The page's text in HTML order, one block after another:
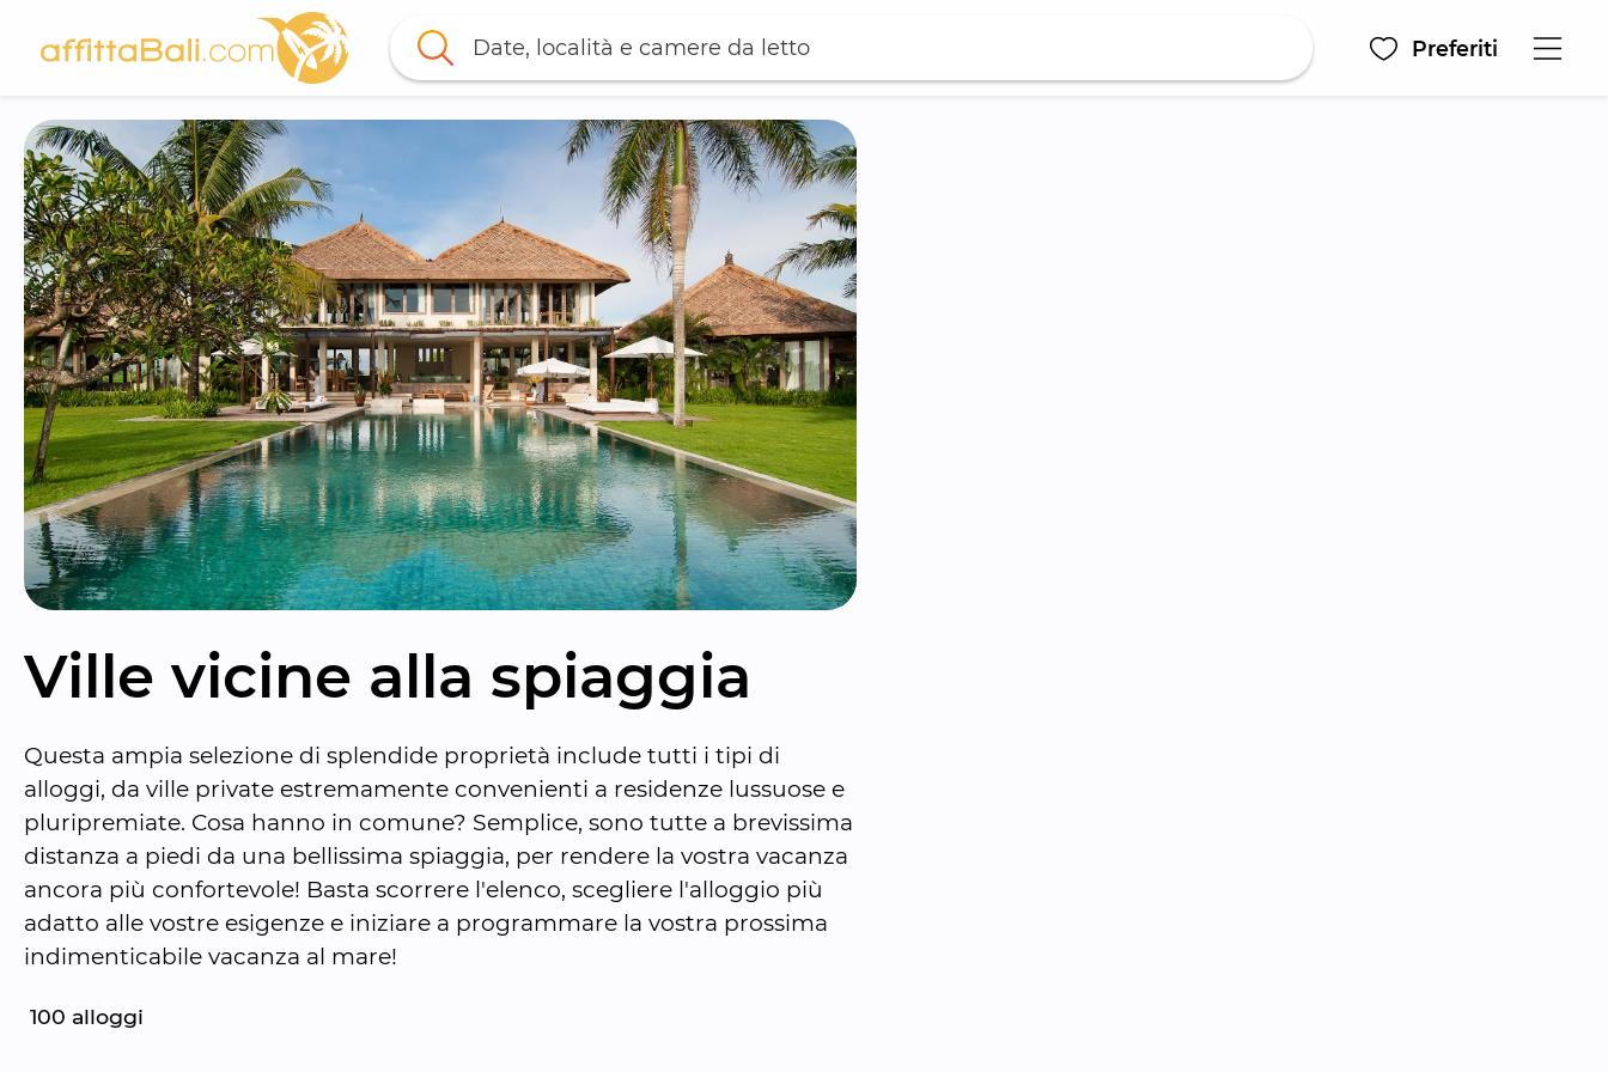
Date, località e camere da letto Preferiti
Ville vicine alla spiaggia
Questa ampia selezione di splendide proprietà include tutti i tipi di
alloggi, da ville private estremamente convenienti a residenze lussuose e
pluripremiate. Cosa hanno in comune? Semplice, sono tutte a brevissima
distanza a piedi da una bellissima spiaggia, per rendere la vostra vacanza
ancora più confortevole! Basta scorrere l'elenco, scegliere l'alloggio più
adatto alle vostre esigenze e iniziare a programmare la vostra prossima
indimenticabile vacanza al mare!
100 alloggi